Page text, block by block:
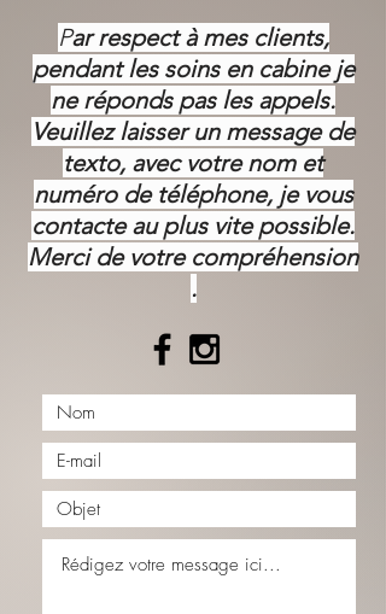
Par respect à mes clients,
pendant les soins en cabine je
ne réponds pas les appels.
Veuillez laisser un message de
texto, avec votre nom et
numéro de téléphone, je vous
contacte au plus vite possible.
Merci de votre compréhension
.